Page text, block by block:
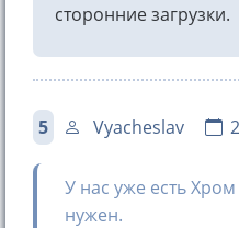
сторонние загрузки.
5 Vyacheslav
У нас уже есть
нужен.